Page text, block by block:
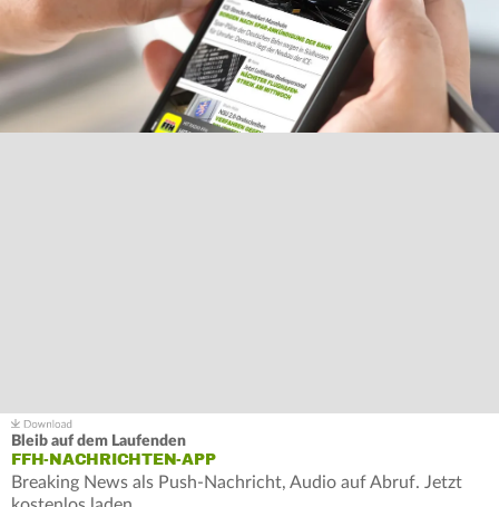
Bleib auf dem Laufenden
FFH-NACHRICHTEN-APP
Breaking News als Push-Nachricht, Audio auf Abruf. Jetzt